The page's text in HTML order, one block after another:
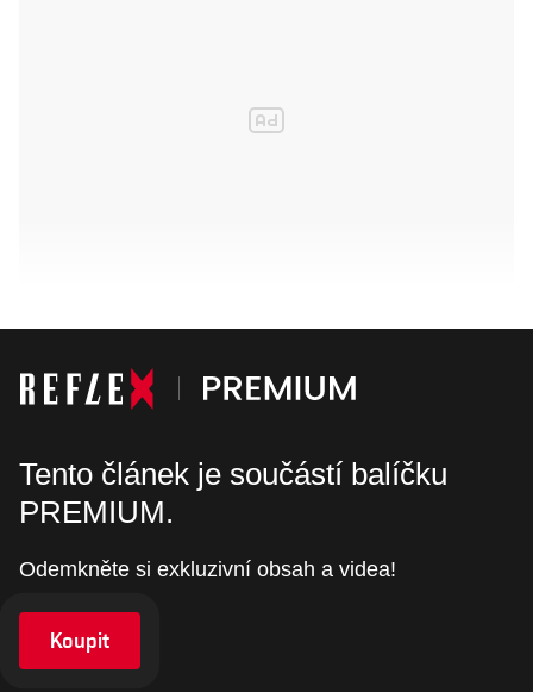
Tento článek je součástí balíčku
PREMIUM.
Odemkněte si exkluzivní obsah a videa!
Koupit